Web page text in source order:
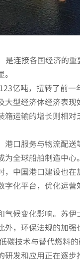
是连接各国经济的
亿吨，扭转了前一
型经济体经济表现
运输的增长则相对
口服务与物流配送
全球船舶制造中心
中国港口建设也在
化平台，优化运营
候变化影响。苏
，环保法规的加强
技术与替代燃料的
发和应用正在逐步